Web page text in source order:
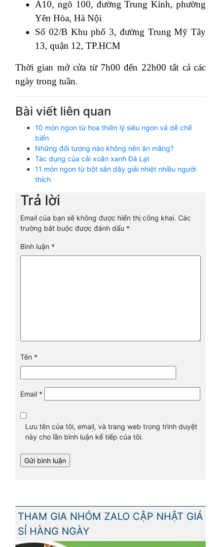
A10, ngõ 100, đường Trung Kính, phường
Yên Hòa, Hà Nội
Số 02/B Khu phố 3, đường Trung Mỹ Tây
13, quận 12, TP.HCM
Thời gian mở cửa từ 7h00 đến 22h00 tất cả các
ngày trong tuần.
Bài viết liên quan
10 món ngon từ hoa thiên lý siêu ngon và dễ chế
biến
Những đối tượng nào không nên ăn măng?
Tác dụng của cải xoăn xanh Đà Lạt
11 món ngon từ bột sắn dây giải nhiệt nhiều người
thích
Trả lời
Email của bạn sẽ không được hiển thị công khai. Các
trường bắt buộc được đánh dấu *
Bình luận *
Tên *
Email *
Lưu tên của tôi, email, và trang web trong trình duyệt
này cho lần bình luận kế tiếp của tôi.
THAM GIA NHÓM ZALO CẬP NHẬT GIÁ
SỈ HÀNG NGÀY